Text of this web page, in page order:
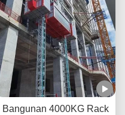
Bangunan 4000KG Rack